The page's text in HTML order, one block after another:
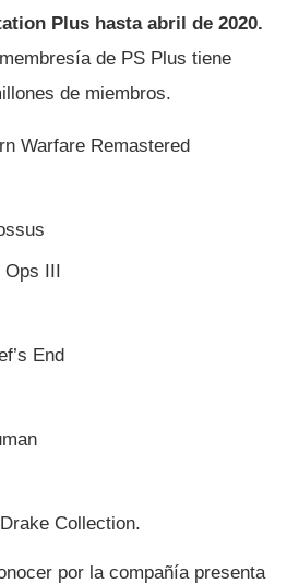
Plus hasta abril de 2020.
de PS Plus tiene
de miembros.
Warfare Remastered
Ops III
End
Collection.
por la compañí­a presenta